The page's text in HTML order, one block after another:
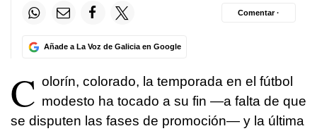
Añade a La Voz de Galicia en Google
Comentar ·
C olorín, colorado, la temporada en el fútbol
modesto ha tocado a su fin —a falta de que
se disputen las fases de promoción— y la última